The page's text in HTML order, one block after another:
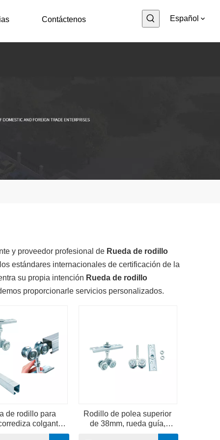
Contáctenos Español
y proveedor profesional de Rueda de rodillo
estándares internacionales de certificación de la
su propia intención Rueda de rodillo
proporcionarle servicios personalizados.
de rodillo para
colgante
Rodillo de polea superior
de 38mm, rueda guía,
rodillo de polea de alambre